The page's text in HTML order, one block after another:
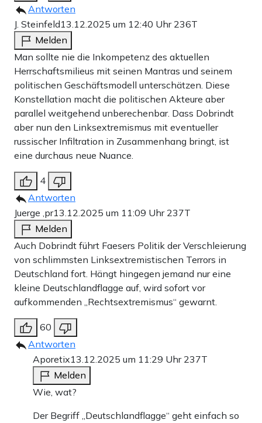
Antworten
J. Steinfeld13.12.2025 um 12:40 Uhr 236T
Melden
Man sollte nie die Inkompetenz des aktuellen
Herrschaftsmilieus mit seinen Mantras und seinem
politischen Geschäftsmodell unterschätzen. Diese
Konstellation macht die politischen Akteure aber
parallel weitgehend unberechenbar. Dass Dobrindt
aber nun den Linksextremismus mit eventueller
russischer Infiltration in Zusammenhang bringt, ist
eine durchaus neue Nuance.
4
Antworten
Juerge ,pr13.12.2025 um 11:09 Uhr 237T
Melden
Auch Dobrindt führt Faesers Politik der Verschleierung
von schlimmsten Linksextremistischen Terrors in
Deutschland fort. Hängt hingegen jemand nur eine
kleine Deutschlandflagge auf, wird sofort vor
aufkommenden „Rechtsextremismus“ gewarnt.
60
Antworten
Aporetix13.12.2025 um 11:29 Uhr 237T
Melden
Wie, wat?
Der Begriff „Deutschlandflagge“ geht einfach so